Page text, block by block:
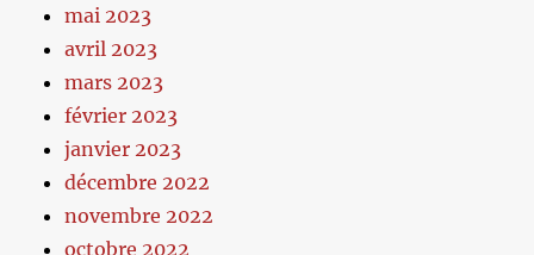
mai 2023
avril 2023
mars 2023
février 2023
janvier 2023
décembre 2022
novembre 2022
octobre 2022